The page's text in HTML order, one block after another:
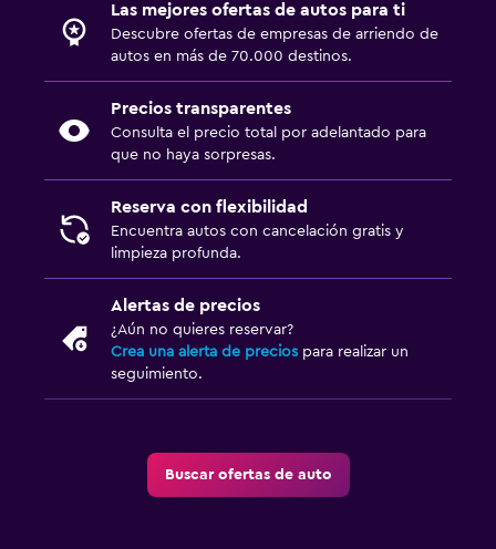
Las mejores ofertas de autos para ti
Descubre ofertas de empresas de arriendo de
autos en más de 70.000 destinos.
Precios transparentes
Consulta el precio total por adelantado para
que no haya sorpresas.
Reserva con flexibilidad
Encuentra autos con cancelación gratis y
limpieza profunda.
Alertas de precios
¿Aún no quieres reservar?
Crea una alerta de precios para realizar un
seguimiento.
Buscar ofertas de auto